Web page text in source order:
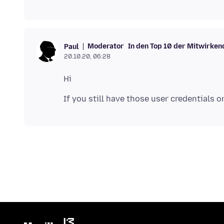
Paul Moderator In den Top 10 der
20.10.20, 06:28